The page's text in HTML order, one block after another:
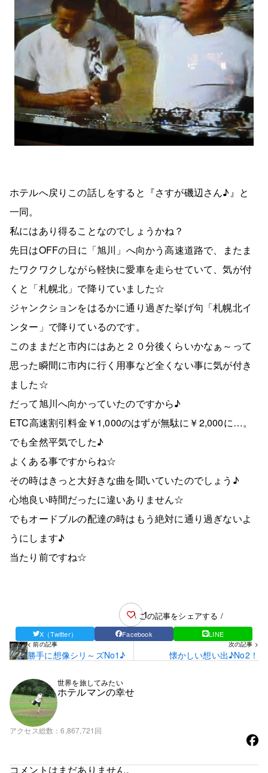
ホテルへ戻りこの話しをすると『さすが磯辺さん♪』と
一同。
私にはあり得ることなのでしょうかね？
先日はOFFの日に「旭川」へ向かう高速道路で、またま
たワクワクしながら軽快に愛車を走らせていて、気が付
くと「札幌北」で降りていました☆
ジャンクションをはるかに通り過ぎた挙げ句「札幌北イ
ンター」で降りているのです。
このままだと市内にはあと２０分後くらいかなぁ～って
思った瞬間に市内に行く用事など全くない事に気が付き
ました☆
だって旭川へ向かっていたのですから♪
ETC高速割引料金￥1,000のはずが無駄に￥2,000に…。
でも全然平気でした♪
よくある事ですからね☆
その時はきっと大好きな曲を聞いていたのでしょう♪
心地良い時間だったに違いありません☆
でもオードブルの配達の時はもう絶対に通り過ぎないよ
うにします♪
当たり前ですね☆
1
\ この記事をシェアする /
X（Twitter） Facebook LINE
< 前の記事
勝手に想像シリ～ズNo1♪
次の記事 >
懐かしい想い出♪No2！
世界を旅してみたい
ホテルマンの幸せ
アクセス総数 6,867,721回
コメントはまだありません。